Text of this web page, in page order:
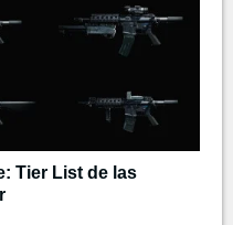
Tier List de las